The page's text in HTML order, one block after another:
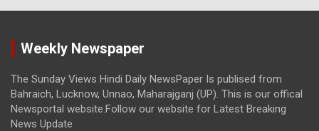
Weekly Newspaper
The Sunday Views Hindi Daily NewsPaper Is publised from
Bahraich, Lucknow, Unnao, Maharajganj (UP). This is our offical
Newsportal website.Follow our website for Latest Breaking
News Update